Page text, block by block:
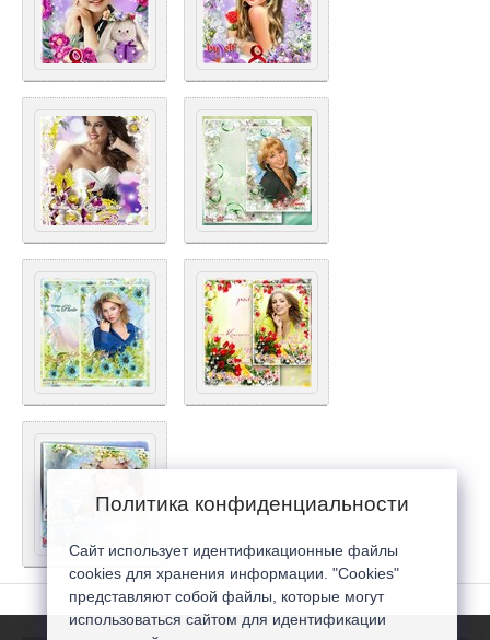
Политика конфиденциальности
Сайт использует идентификационные файлы
cookies для хранения информации. "Cookies"
представляют собой файлы, которые могут
использоваться сайтом для идентификации